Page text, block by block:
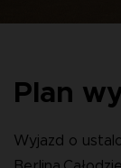
Plan
Wyjazd o